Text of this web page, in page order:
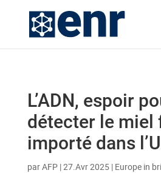
L’ADN, espoir
détecter le miel
importé dans
parAFP|27.Avr 2025| Europe in